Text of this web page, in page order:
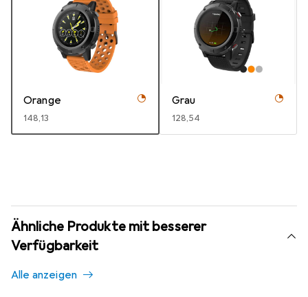
Orange
EUR
148,13
Grau
EUR
128,54
Ähnliche Produkte mit besserer
Verfügbarkeit
Alle anzeigen